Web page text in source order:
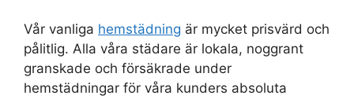
Vår vanliga hemstädning är mycket prisvärd och
pålitlig. Alla våra städare är lokala, noggrant
granskade och försäkrade under
hemstädningar för våra kunders absoluta